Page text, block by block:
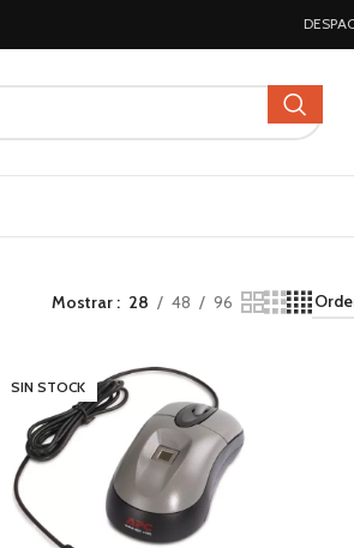
Mostrar 28 48 96
SIN STOCK